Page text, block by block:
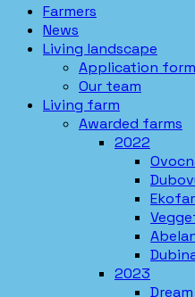
Farmers
News
Living landscape
Application form
Our team
Living farm
Awarded farms
2022
2023